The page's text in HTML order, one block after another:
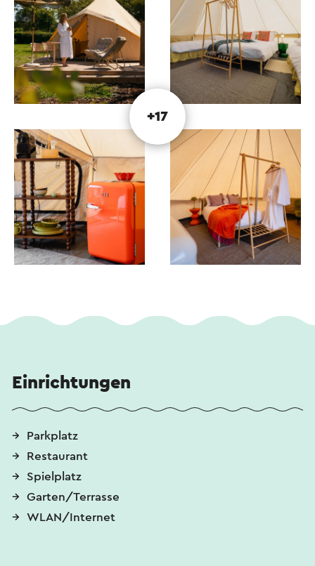
+17
Einrichtungen
Parkplatz
Restaurant
Spielplatz
Garten/Terrasse
WLAN/Internet